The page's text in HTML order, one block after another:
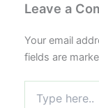
Leave a
Your email
fields are
here..